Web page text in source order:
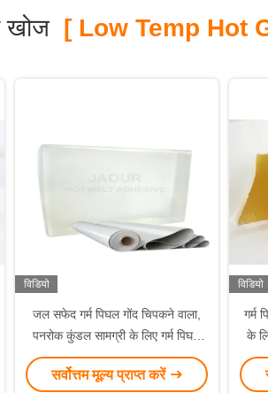
खोज [ Low Temp Hot
विडियो
जल सफेद गर्म पिघल गोंद चिपकने वाला,
पनरोक कुंडल सामग्री के लिए गर्म पिघल
पीएसए:
सर्वोत्तम मूल्य प्राप्त करें
विडियो
गर्म
के